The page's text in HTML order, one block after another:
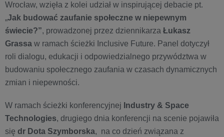
Wrocław, wzięła z kolei udział w inspirującej debacie pt.
„Jak budować zaufanie społeczne w niepewnym
świecie?”, prowadzonej przez dziennikarza Łukasz
Grassa w ramach ścieżki Inclusive Future. Panel dotyczył
roli dialogu, edukacji i odpowiedzialnego przywództwa w
budowaniu społecznego zaufania w czasach dynamicznych
zmian i niepewności.
W ramach ścieżki konferencyjnej Industry & Space
Technologies, drugiego dnia konferencji na scenie pojawiła
się dr Dota Szymborska, na co dzień związana z